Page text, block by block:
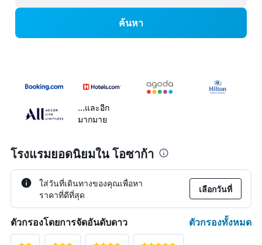
ค้นหา
...และอีก
มากมาย
โรงแรมยอดนิยมใน โอซาก้า
ใส่วันที่เดินทางของคุณเพื่อหา
ราคาที่ดีที่สุด
เลือกวันที่
ตัวกรองโดยการจัดอันดับดาว ตัวกรองทั้งหมด